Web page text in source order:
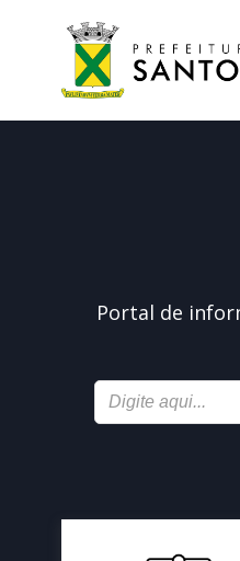
Portal de